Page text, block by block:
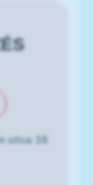
utca 16